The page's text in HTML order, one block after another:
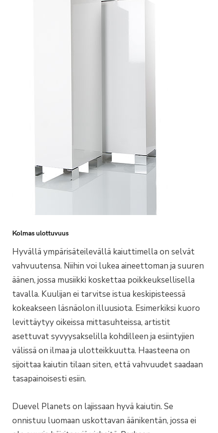
Kolmas ulottuvuus
Hyvällä ympärisäteilevällä kaiuttimella on selvät
vahvuutensa. Niihin voi lukea aineettoman ja suuren
äänen, jossa musiikki koskettaa poikkeuksellisella
tavalla. Kuulijan ei tarvitse istua keskipisteessä
kokeakseen läsnäolon illuusiota. Esimerkiksi kuoro
levittäytyy oikeissa mittasuhteissa, artistit
asettuvat syvyysakselilla kohdilleen ja esiintyjien
välissä on ilmaa ja ulotteikkuutta. Haasteena on
sijoittaa kaiutin tilaan siten, että vahvuudet saadaan
tasapainoisesti esiin.
Duevel Planets on lajissaan hyvä kaiutin. Se
onnistuu luomaan uskottavan äänikentän, jossa ei